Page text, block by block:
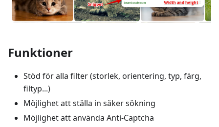
Funktioner
Stöd för alla filter (storlek, orientering, typ, färg,
filtyp...)
Möjlighet att ställa in säker sökning
Möjlighet att använda Anti-Captcha